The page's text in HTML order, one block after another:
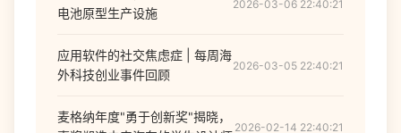
电池原型生产设施
2026-03-06 22:40:21
应用软件的社交焦虑症 | 每周海
外科技创业事件回顾
2026-03-05 22:40:21
麦格纳年度"勇于创新奖"揭晓，
2026-02-14 22:40:21